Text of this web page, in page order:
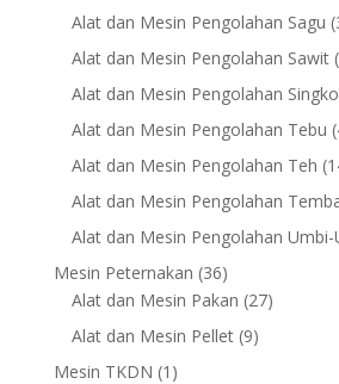
Alat dan Mesin Pengolahan Sagu
Alat dan Mesin Pengolahan Sawit
Alat dan Mesin Pengolahan
Alat dan Mesin Pengolahan Tebu
Alat dan Mesin Pengolahan Teh
Alat dan Mesin Pengolahan
Alat dan Mesin Pengolahan Umbi-
Mesin Peternakan 3636
products
Alat dan Mesin Pakan 2727
Alat dan Mesin Pellet 99
Mesin TKDN 1 1